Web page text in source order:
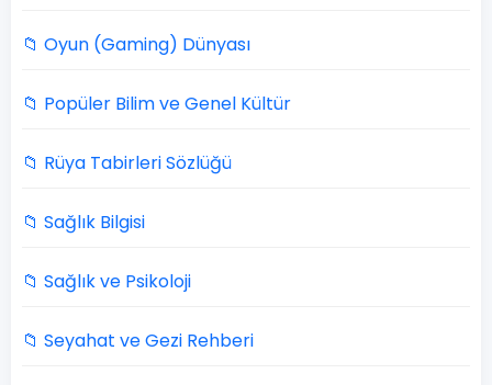
📁 Oyun (Gaming) Dünyası
📁 Popüler Bilim ve Genel Kültür
📁 Rüya Tabirleri Sözlüğü
📁 Sağlık Bilgisi
📁 Sağlık ve Psikoloji
📁 Seyahat ve Gezi Rehberi